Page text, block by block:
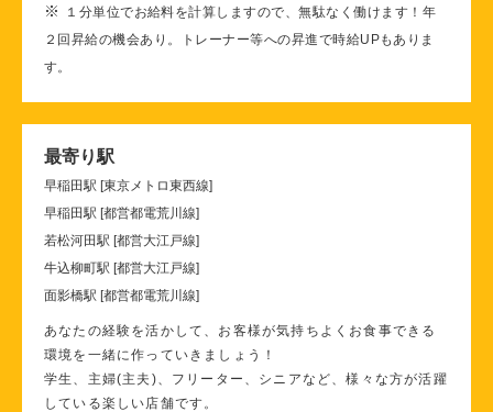
※
１分単位でお給料を計算しますので、無駄なく働けます！年
２回昇給の機会あり。トレーナー等への昇進で時給UPもありま
す。
最寄り駅
早稲田駅 [東京メトロ東西線]
早稲田駅 [都営都電荒川線]
若松河田駅 [都営大江戸線]
牛込柳町駅 [都営大江戸線]
面影橋駅 [都営都電荒川線]
あなたの経験を活かして、お客様が気持ちよくお食事できる
環境を一緒に作っていきましょう！
学生、主婦(主夫)、フリーター、シニアなど、様々な方が活躍
している楽しい店舗です。